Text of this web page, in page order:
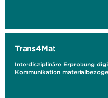
Trans4Mat
Interdisziplinäre Erprobung
Kommunikation